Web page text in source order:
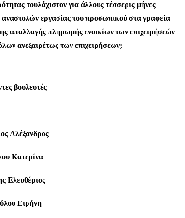
τουλάχιστον για άλλους τέσσερις μήνες
εργασίας του προσωπικού στα γραφεία
απαλλαγής πληρωμής ενοικίων των επιχειρήσεών
ανεξαιρέτως των επιχειρήσεων;
βουλευτές
Αλέξανδρος
Κατερίνα
Ελευθέριος
Ειρήνη